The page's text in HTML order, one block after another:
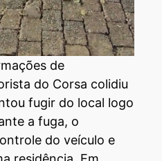
de
do Corsa colidiu
fugir do local logo
a fuga, o
do veículo e